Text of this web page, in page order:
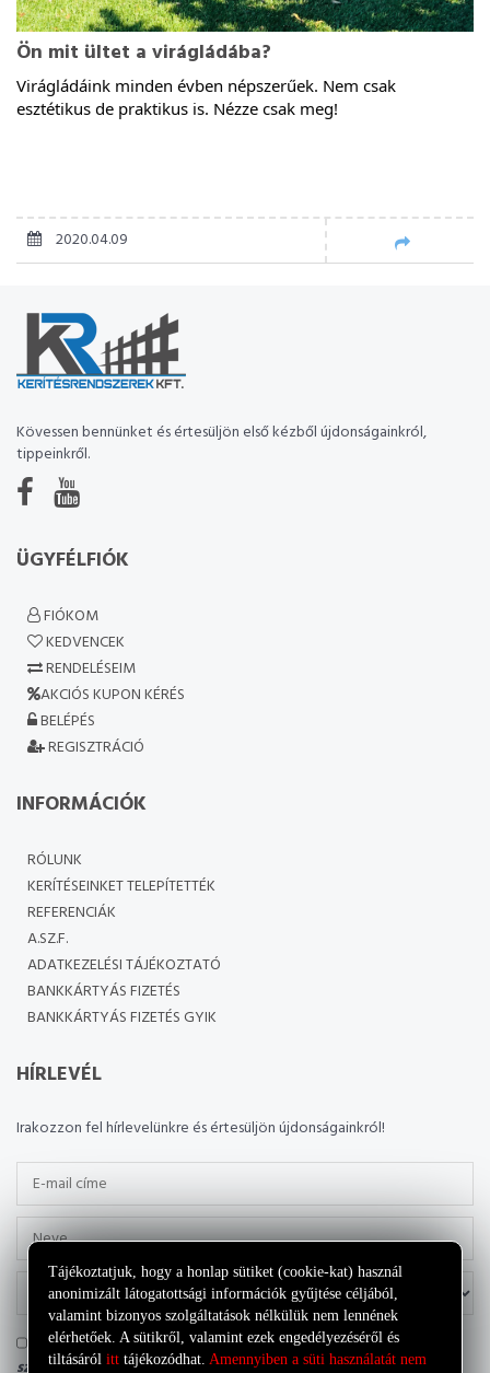
Ön mit ültet a virágládába?
Virágládáink minden évben népszerűek. Nem csak
esztétikus de praktikus is. Nézze csak meg!
2020.04.09
Kövessen bennünket és értesüljön első kézből újdonságainkról,
tippeinkről.
ÜGYFÉLFIÓK
FIÓKOM
KEDVENCEK
RENDELÉSEIM
AKCIÓS KUPON KÉRÉS
BELÉPÉS
REGISZTRÁCIÓ
INFORMÁCIÓK
RÓLUNK
KERÍTÉSEINKET TELEPÍTETTÉK
REFERENCIÁK
A.SZ.F.
ADATKEZELÉSI TÁJÉKOZTATÓ
BANKKÁRTYÁS FIZETÉS
BANKKÁRTYÁS FIZETÉS GYIK
HÍRLEVÉL
Irakozzon fel hírlevelünkre és értesüljön újdonságainkról!
Tudomásul veszem, hogy az adatkezelő a most megadott
Tájékoztatjuk, hogy a honlap sütiket (cookie-kat) használ
anonimizált látogatottsági információk gyűjtése céljából,
valamint bizonyos szolgáltatások nélkülük nem lennének
elérhetőek. A sütikről, valamint ezek engedélyezéséről és
tiltásáról itt tájékozódhat. Amennyiben a süti használatát nem